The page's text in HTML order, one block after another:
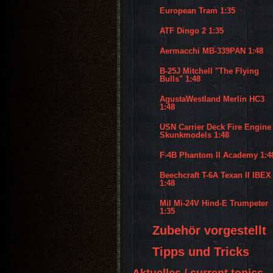
European Tram 1:35
ATF Dingo 2 1:35
Aermacchi MB-339PAN 1:48
B-25J Mitchell "The Flying
Bulls" 1:48
AgustaWestland Merlin HC3
1:48
USN Carrier Deck Fire Engine
Skunkmodels 1:48
F-4B Phantom II Academy
Beechcraft T-6A Texan II IBEX
1:48
Mil Mi-24V Hind-E Trumpeter
1:35
Zubehör vorgestellt
Tipps und Tricks